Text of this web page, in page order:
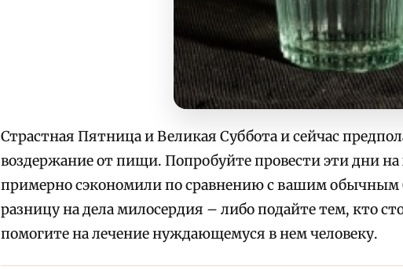
Страстная Пятница и Великая Суббота и сейчас
воздержание от пищи. Попробуйте провести эти дни на
примерно сэкономили по сравнению с вашим
разницу на дела милосердия – либо подайте тем, кто
помогите на лечение нуждающемуся в нем человеку.